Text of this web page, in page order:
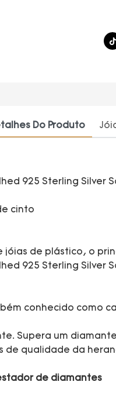
Do Produto
cinto
de plástico, o
conhecido como
Supera um
de qualidade da
de diamantes